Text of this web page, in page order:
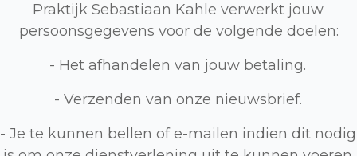
Praktijk Sebastiaan Kahle verwerkt jouw
persoonsgegevens voor de volgende doelen:
- Het afhandelen van jouw betaling.
- Verzenden van onze nieuwsbrief.
- Je te kunnen bellen of e-mailen indien dit nodig